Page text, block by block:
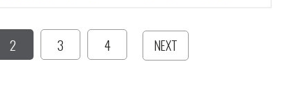
2 3 4 NEXT